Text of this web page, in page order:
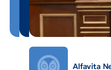
Alfavita